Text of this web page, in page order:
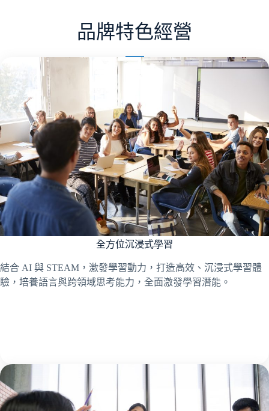
品牌特色經營
全方位沉浸式學習
結合 AI 與 STEAM，激發學習動力，打造高效、沉浸式學習體
驗，培養語言與跨領域思考能力，全面激發學習潛能。